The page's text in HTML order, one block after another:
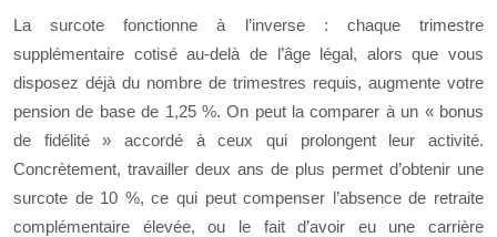
La surcote fonctionne à l’inverse : chaque trimestre
supplémentaire cotisé au-delà de l’âge légal, alors que vous
disposez déjà du nombre de trimestres requis, augmente votre
pension de base de 1,25 %. On peut la comparer à un « bonus
de fidélité » accordé à ceux qui prolongent leur activité.
Concrètement, travailler deux ans de plus permet d’obtenir une
surcote de 10 %, ce qui peut compenser l’absence de retraite
complémentaire élevée, ou le fait d’avoir eu une carrière